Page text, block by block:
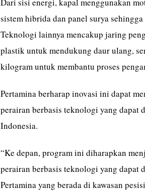
Dari sisi energi, kapal menggunakan
sistem hibrida dan panel surya
Teknologi lainnya mencakup jaring
plastik untuk mendukung daur ulang,
kilogram untuk membantu proses
Pertamina berharap inovasi ini dapat
perairan berbasis teknologi yang dapat
Indonesia.
“Ke depan, program ini diharapkan
perairan berbasis teknologi yang
Pertamina yang berada di kawasan